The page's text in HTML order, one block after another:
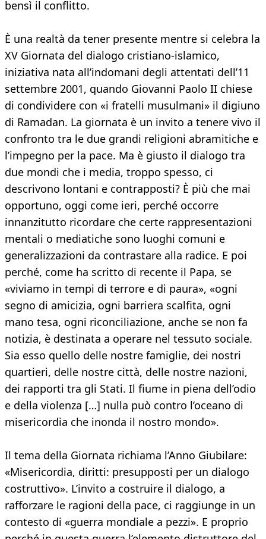
bensì il conflitto.
È una realtà da tener presente mentre si celebra la
XV Giornata del dialogo cristiano-islamico,
iniziativa nata all’indomani degli attentati dell’11
settembre 2001, quando Giovanni Paolo II chiese
di condividere con «i fratelli musulmani» il digiuno
di Ramadan. La giornata è un invito a tenere vivo il
confronto tra le due grandi religioni abramitiche e
l’impegno per la pace. Ma è giusto il dialogo tra
due mondi che i media, troppo spesso, ci
descrivono lontani e contrapposti? È più che mai
opportuno, oggi come ieri, perché occorre
innanzitutto ricordare che certe rappresentazioni
mentali o mediatiche sono luoghi comuni e
generalizzazioni da contrastare alla radice. E poi
perché, come ha scritto di recente il Papa, se
«viviamo in tempi di terrore e di paura», «ogni
segno di amicizia, ogni barriera scalfita, ogni
mano tesa, ogni riconciliazione, anche se non fa
notizia, è destinata a operare nel tessuto sociale.
Sia esso quello delle nostre famiglie, dei nostri
quartieri, delle nostre città, delle nostre nazioni,
dei rapporti tra gli Stati. Il fiume in piena dell’odio
e della violenza […] nulla può contro l’oceano di
misericordia che inonda il nostro mondo».
Il tema della Giornata richiama l’Anno Giubilare:
«Misericordia, diritti: presupposti per un dialogo
costruttivo». L’invito a costruire il dialogo, a
rafforzare le ragioni della pace, ci raggiunge in un
contesto di «guerra mondiale a pezzi». E proprio